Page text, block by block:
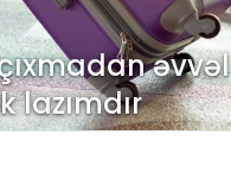
əvvəl
lazımdır